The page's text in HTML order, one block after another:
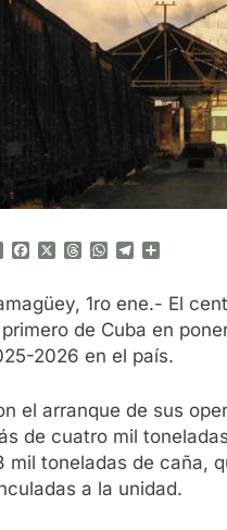
Flipboard
FacebookThreadsWhatsApp
Telegram
1ro ene.- El
de Cuba en
2026 en el país.
el arranque de sus
de cuatro mil
mil toneladas de caña,
a la unidad.